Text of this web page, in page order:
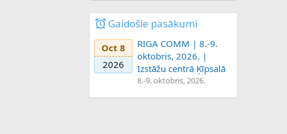
Gaidošie pasākumi
Oct 8
2026
RIGA COMM | 8.-9.
oktobris, 2026. |
Izstāžu centrā Ķīpsalā
8.-9. oktobris, 2026.